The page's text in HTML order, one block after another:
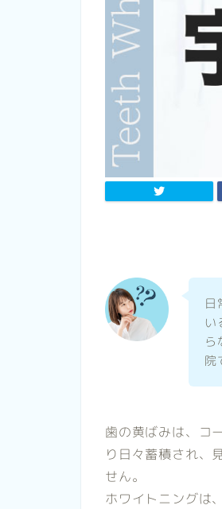
日
い
ら
院
歯の黄ばみは、コ
り日々蓄積され、
せん。
ホワイトニングは